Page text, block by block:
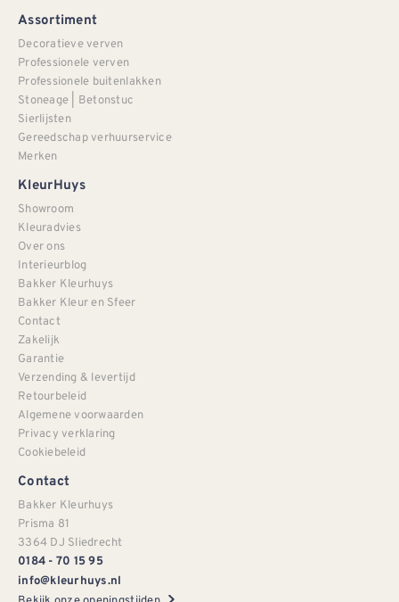
Assortiment
Decoratieve verven
Professionele verven
Professionele buitenlakken
Stoneage | Betonstuc
Sierlijsten
Gereedschap verhuurservice
Merken
KleurHuys
Showroom
Kleuradvies
Over ons
Interieurblog
Bakker Kleurhuys
Bakker Kleur en Sfeer
Contact
Zakelijk
Garantie
Verzending & levertijd
Retourbeleid
Algemene voorwaarden
Privacy verklaring
Cookiebeleid
Contact
Bakker Kleurhuys
Prisma 81
3364 DJ Sliedrecht
0184 - 70 15 95
info@kleurhuys.nl